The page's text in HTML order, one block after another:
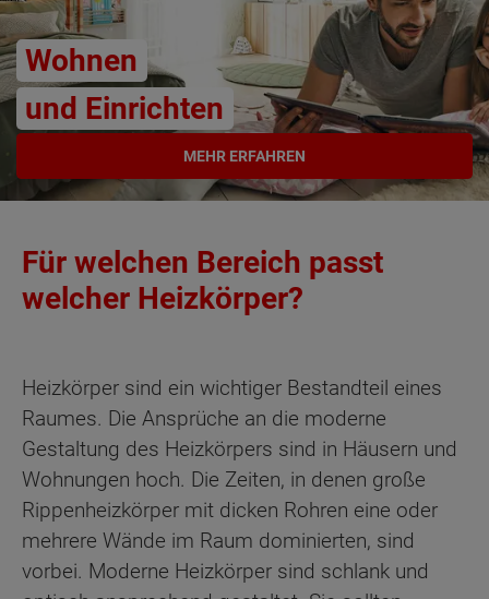
Wohnen
und Einrichten
MEHR ERFAHREN
Für welchen Bereich passt
welcher Heizkörper?
Heizkörper sind ein wichtiger Bestandteil eines
Raumes. Die Ansprüche an die moderne
Gestaltung des Heizkörpers sind in Häusern und
Wohnungen hoch. Die Zeiten, in denen große
Rippenheizkörper mit dicken Rohren eine oder
mehrere Wände im Raum dominierten, sind
vorbei. Moderne Heizkörper sind schlank und